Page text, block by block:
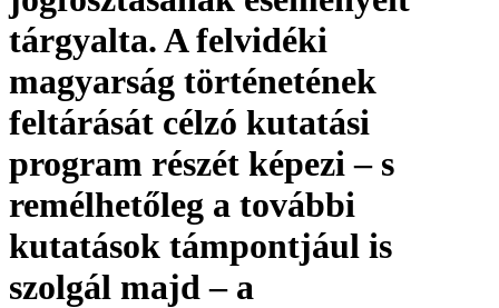
tárgyalta. A felvidéki
magyarság történetének
feltárását célzó kutatási
program részét képezi – s
remélhetőleg a további
kutatások támpontjául is
szolgál majd – a